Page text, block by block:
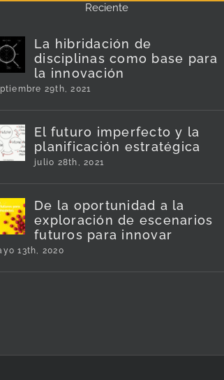
Reciente
La hibridación de
disciplinas como base para
la innovación
29th, 2021
El futuro imperfecto y la
planificación estratégica
julio 28th, 2021
De la oportunidad a la
exploración de escenarios
futuros para innovar
13th, 2020